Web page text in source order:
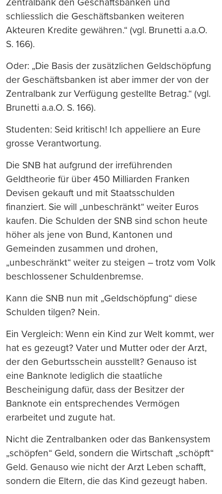
schliesslich die Geschäftsbanken weiteren
Akteuren Kredite gewähren.“ (vgl. Brunetti a.a.O.
S. 166).
Oder: „Die Basis der zusätzlichen Geldschöpfung
der Geschäftsbanken ist aber immer der von der
Zentralbank zur Verfügung gestellte Betrag.“ (vgl.
Brunetti a.a.O. S. 166).
Studenten: Seid kritisch! Ich appelliere an Eure
grosse Verantwortung.
Die SNB hat aufgrund der irreführenden
Geldtheorie für über 450 Milliarden Franken
Devisen gekauft und mit Staatsschulden
finanziert. Sie will „unbeschränkt“ weiter Euros
kaufen. Die Schulden der SNB sind schon heute
höher als jene von Bund, Kantonen und
Gemeinden zusammen und drohen,
„unbeschränkt“ weiter zu steigen – trotz vom Volk
beschlossener Schuldenbremse.
Kann die SNB nun mit „Geldschöpfung“ diese
Schulden tilgen? Nein.
Ein Vergleich: Wenn ein Kind zur Welt kommt, wer
hat es gezeugt? Vater und Mutter oder der Arzt,
der den Geburtsschein ausstellt? Genauso ist
eine Banknote lediglich die staatliche
Bescheinigung dafür, dass der Besitzer der
Banknote ein entsprechendes Vermögen
erarbeitet und zugute hat.
Nicht die Zentralbanken oder das Bankensystem
„schöpfen“ Geld, sondern die Wirtschaft „schöpft“
Geld. Genauso wie nicht der Arzt Leben schafft,
sondern die Eltern, die das Kind gezeugt haben.